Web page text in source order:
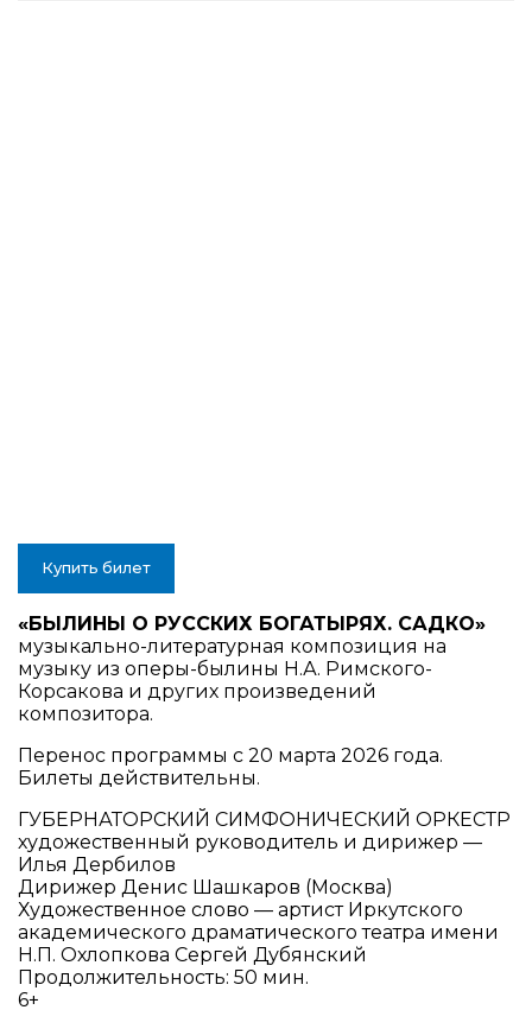
Купить билет
«БЫЛИНЫ О РУССКИХ БОГАТЫРЯХ. САДКО»
музыкально-литературная композиция на
музыку из оперы-былины Н.А. Римского-
Корсакова и других произведений
композитора.
Перенос программы с 20 марта 2026 года.
Билеты действительны.
ГУБЕРНАТОРСКИЙ СИМФОНИЧЕСКИЙ ОРКЕСТР
художественный руководитель и дирижер —
Илья Дербилов
Дирижер Денис Шашкаров (Москва)
Художественное слово — артист Иркутского
академического драматического театра имени
Н.П. Охлопкова Сергей Дубянский
Продолжительность: 50 мин.
6+